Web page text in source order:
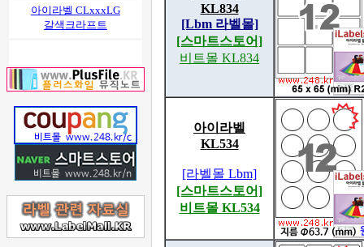
아이라벨 CLxxxLG
갈색크라프트
KL834
[Lbm 라벨몰]
[스마트스토어]
비트몰 KL834
아이라벨
KL534
[라벨몰 Lbm]
[스마트스토어]
비트몰 KL534